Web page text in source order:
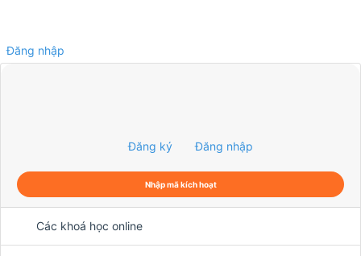
Đăng nhập
Đăng ký Đăng nhập
Nhập mã kích hoạt
Các khoá học online